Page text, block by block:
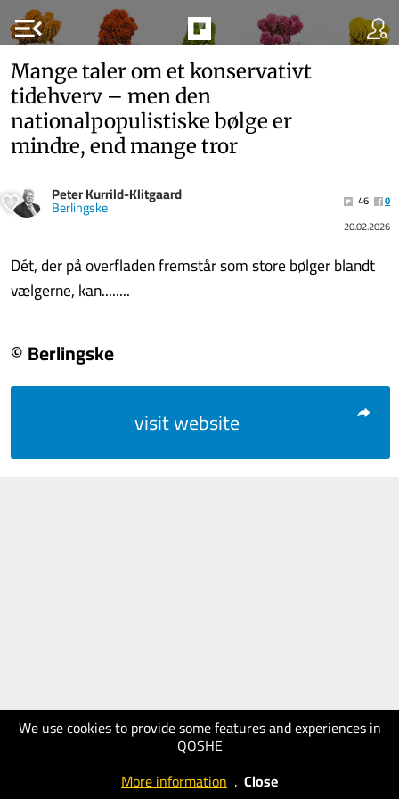
menu_open
We use cookies to provide some features and experiences in
QOSHE
More information . Close
Mange taler om et konservativt
tidehverv – men den
nationalpopulistiske bølge er
mindre, end mange tror
Peter Kurrild-Klitgaard
Berlingske 46
0
20.02.2026
Dét, der på overfladen fremstår som store bølger blandt
vælgerne, kan........
© Berlingske
visit website